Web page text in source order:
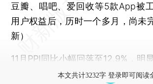
豆瓣、唱吧、爱回收等5款App被
用户权益后，历时一个多月，尚未
新）
11月PPI同比小幅回落至12.9%，明
本文共计3232字 登录即可阅读